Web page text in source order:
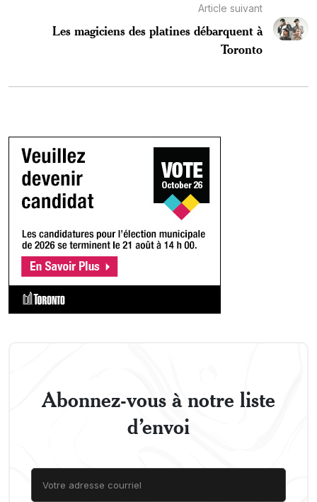
Article suivant
Les magiciens des platines débarquent à
Toronto
Abonnez-vous à notre liste
d’envoi